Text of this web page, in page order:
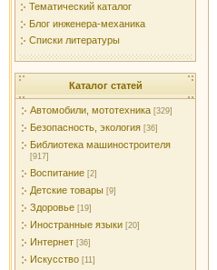
Тематический каталог
Блог инженера-механика
Списки литературы
Каталог статей
Автомобили, мототехника [329]
Безопасность, экология [36]
Библиотека машиностроителя
[917]
Воспитание [2]
Детские товары [9]
Здоровье [19]
Иностранные языки [20]
Интернет [36]
Искусство [11]